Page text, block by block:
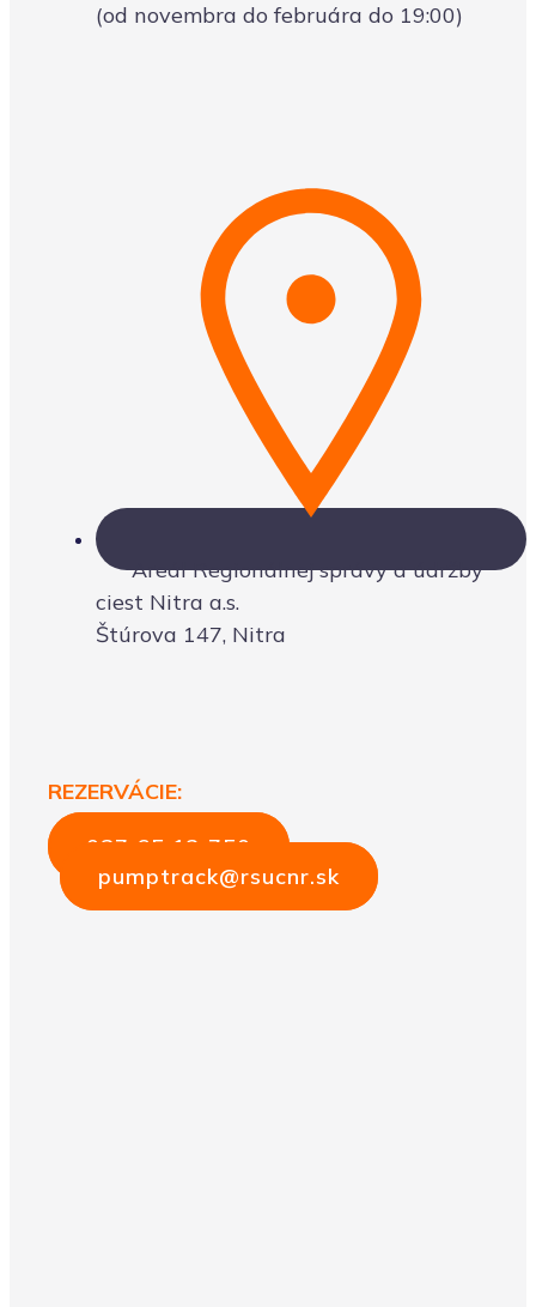
(od novembra do februára do 19:00)
Areál Regionálnej správy a údržby
ciest Nitra a.s.
Štúrova 147, Nitra
REZERVÁCIE:
037 65 12 750
pumptrack@rsucnr.sk